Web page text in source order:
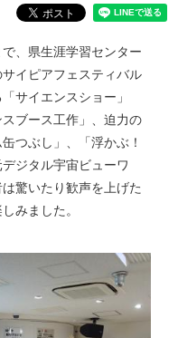
、県生涯学習センター
イピアフェスティバル
サイエンスショー」
ブース工作」、迫力の
つぶし」、「浮かぶ！
ジタル宇宙ビューワ
驚いたり歓声を上げた
みました。